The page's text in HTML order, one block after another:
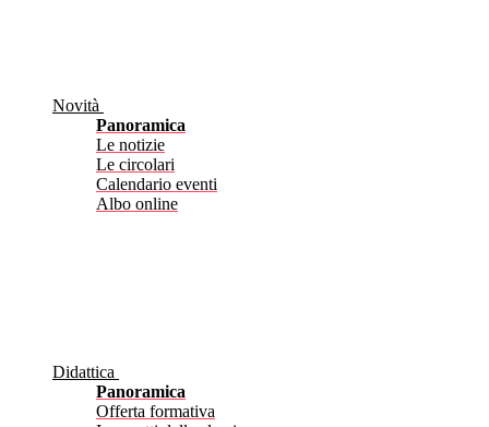
Novità
Panoramica
Le notizie
Le circolari
Calendario eventi
Albo online
Didattica
Panoramica
Offerta formativa